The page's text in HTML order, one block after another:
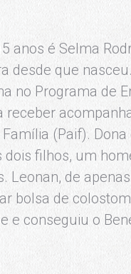
anos é Selma
desde que
no Programa de
(Paif).
dois filhos, um
Leonan, de
bolsa de
e conseguiu o